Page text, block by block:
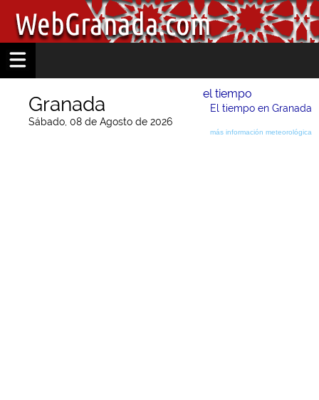
Granada
Sábado, 08 de Agosto de 2026
el tiempo
El tiempo en Granada
más información meteorológica